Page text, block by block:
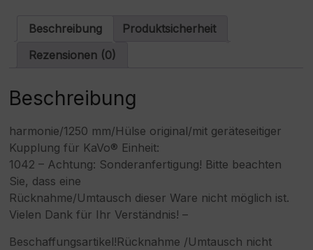
Menge
t
Beschreibung
Produktsicherheit
Rezensionen (0)
Beschreibung
harmonie/1250 mm/Hülse original/mit geräteseitiger
Kupplung für KaVo® Einheit:
1042 – Achtung: Sonderanfertigung! Bitte beachten
Sie, dass eine
Rücknahme/Umtausch dieser Ware nicht möglich ist.
Vielen Dank für Ihr Verständnis! –
Beschaffungsartikel!Rücknahme /Umtausch nicht